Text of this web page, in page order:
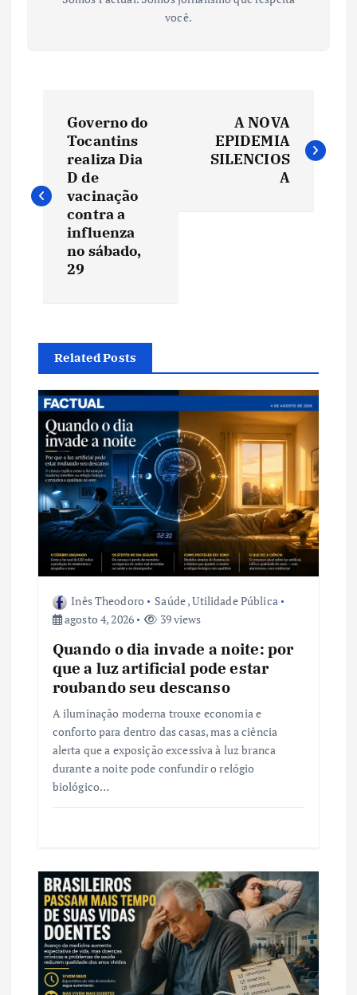
você.
v
ç
ã
o
d
e
P
o
Governo do
Tocantins
realiza Dia
D de
vacinação
contra a
influenza
no sábado,
29
A NOVA
EPIDEMIA
SILENCIOS
A
Related Posts
Inês Theodoro Saúde,Utilidade Pública
agosto 4, 2026
39 views
Quando o dia invade a noite: por
que a luz artificial pode estar
roubando seu descanso
A iluminação moderna trouxe economia e
conforto para dentro das casas, mas a ciência
alerta que a exposição excessiva à luz branca
durante a noite pode confundir o relógio
biológico…